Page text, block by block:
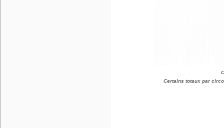
Certains totaux par